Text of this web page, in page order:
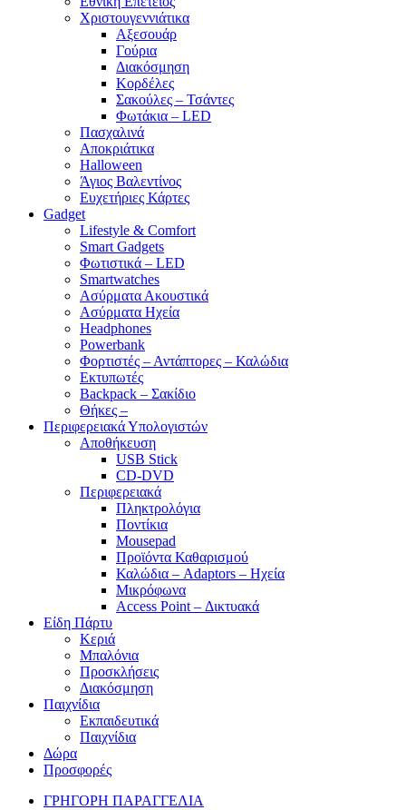
Χριστουγεννιάτικα
Αξεσουάρ
Γούρια
Διακόσμηση
Κορδέλες
Σακούλες – Τσάντες
Φωτάκια – LED
Πασχαλινά
Αποκριάτικα
Halloween
Άγιος Βαλεντίνος
Ευχετήριες Κάρτες
Gadget
Lifestyle & Comfort
Smart Gadgets
Φωτιστικά – LED
Smartwatches
Ασύρματα Ακουστικά
Ασύρματα Ηχεία
Headphones
Powerbank
Φορτιστές – Αντάπτορες – Καλώδια
Εκτυπωτές
Backpack – Σακίδιο
Θήκες –
Περιφερειακά Υπολογιστών
Αποθήκευση
USB Stick
CD-DVD
Περιφερειακά
Πληκτρολόγια
Ποντίκια
Mousepad
Προϊόντα Καθαρισμού
Καλώδια – Adaptors – Ηχεία
Μικρόφωνα
Access Point – Δικτυακά
Είδη Πάρτυ
Κεριά
Μπαλόνια
Προσκλήσεις
Διακόσμηση
Παιχνίδια
Εκπαιδευτικά
Παιχνίδια
Δώρα
Προσφορές
ΓΡΗΓΟΡΗ ΠΑΡΑΓΓΕΛΙΑ